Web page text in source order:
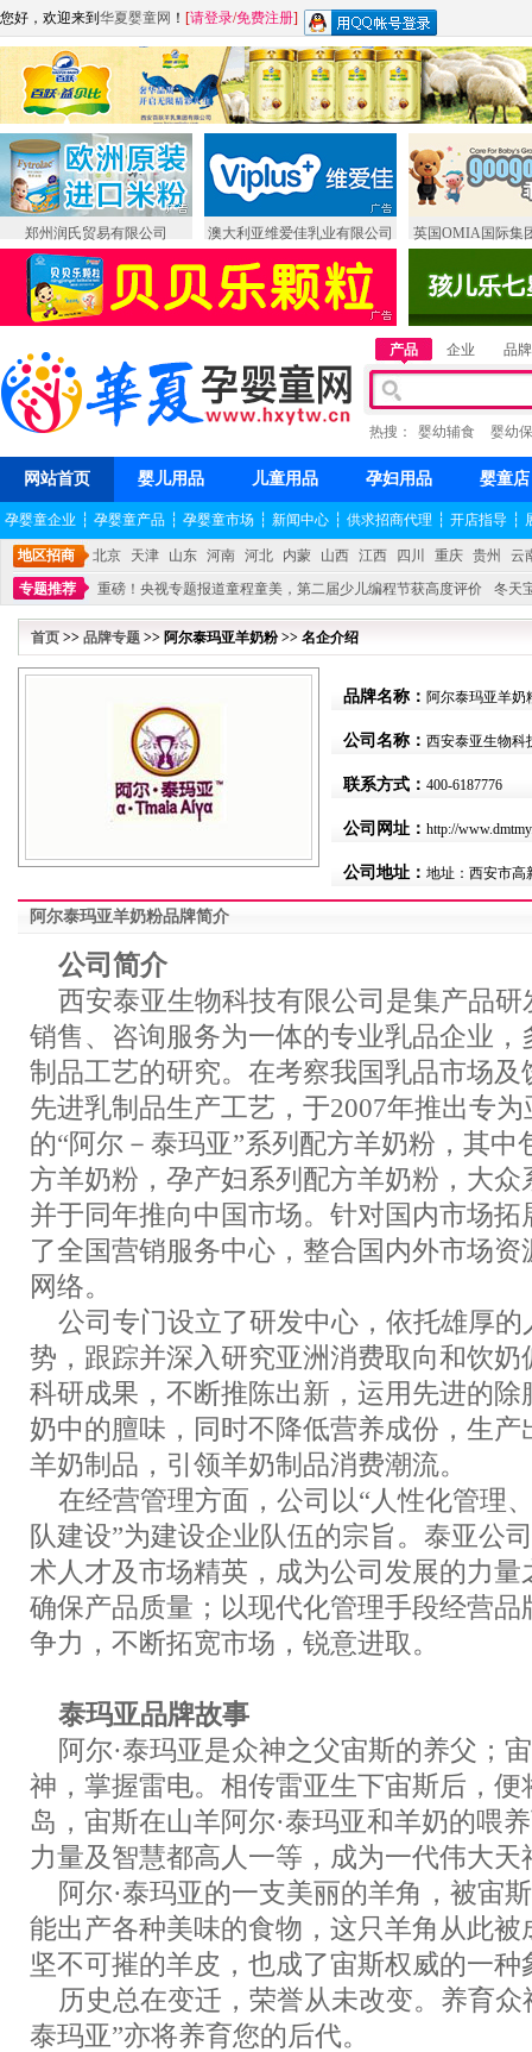
您好，欢迎来到 华夏婴童网 ！ [请登录/免费注册]
郑州润氏贸易有限公司 澳大利亚维爱佳乳业有限公司 英国OMIA国际集
产品 企业 品牌
热搜： 婴幼辅食 婴幼
网站首页 婴儿用品 儿童用品 孕妇用品 婴童店
孕婴童企业 ┆ 孕婴童产品 ┆ 孕婴童市场 ┆ 新闻中心 ┆ 供求招商代理 ┆ 开店指导 ┆
地区招商 北京 天津 山东 河南 河北 内蒙 山西 江西 四川 重庆 贵州
云
专题推荐
重磅！央视专题报道童程童美，第二届少儿编程节获高度评价
冬天
不能再单纯地销售产品,而要向增强服务转型,毕竟母婴产品比较特殊。”
妇幼广场
首页 >> 品牌专题 >> 阿尔泰玛亚羊奶粉 >> 名企介绍
品牌名称： 阿尔泰玛亚羊奶
公司名称： 西安泰亚生物科
联系方式： 400-6187776
公司网址： http://
公司地址： 地址：西安市高
阿尔泰玛亚羊奶粉品牌简介
公司简介
西安泰亚生物科技有限公司是集产品研
销售、咨询服务为一体的专业乳品企业
制品工艺的研究。在考察我国乳品市场
先进乳制品生产工艺，于2007年推出专
的“阿尔－泰玛亚”系列配方羊奶粉，其中
方羊奶粉，孕产妇系列配方羊奶粉，大
并于同年推向中国市场。针对国内市场
了全国营销服务中心，整合国内外市场
网络。
公司专门设立了研发中心，依托雄厚的
势，跟踪并深入研究亚洲消费取向和饮
科研成果，不断推陈出新，运用先进的
奶中的膻味，同时不降低营养成份，生
羊奶制品，引领羊奶制品消费潮流。
在经营管理方面，公司以“人性化管理
队建设”为建设企业队伍的宗旨。泰亚公
术人才及市场精英，成为公司发展的力
确保产品质量；以现代化管理手段经营
争力，不断拓宽市场，锐意进取。
泰玛亚品牌故事
阿尔·泰玛亚是众神之父宙斯的养父；
神，掌握雷电。相传雷亚生下宙斯后，
岛，宙斯在山羊阿尔·泰玛亚和羊奶的喂
力量及智慧都高人一等，成为一代伟大天
阿尔·泰玛亚的一支美丽的羊角，被宙
能出产各种美味的食物，这只羊角从此被
坚不可摧的羊皮，也成了宙斯权威的一种
历史总在变迁，荣誉从未改变。养育众
泰玛亚”亦将养育您的后代。